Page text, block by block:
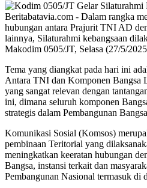
Beritabatavia.com - Dalam rangka
hubungan antara Prajurit TNI AD
lainnya, Silaturahmi kebangsaan
Makodim 0505/JT, Selasa (27/5/
Tema yang diangkat pada hari ini
Antara TNI dan Komponen Bangsa
yang sangat relevan dengan
ini, dimana seluruh komponen
strategis dalam Pembangunan
Komunikasi Sosial (Komsos)
pembinaan Teritorial yang
meningkatkan keeratan hubungan
Bangsa, instansi terkait dan
Pembangunan Nasional termasuk di